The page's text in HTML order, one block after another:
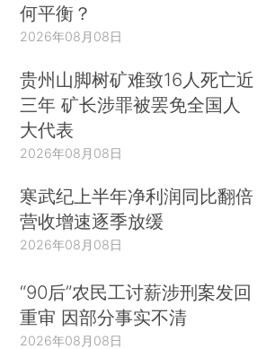
何平衡？
2026年08月08日
贵州山脚树矿难致16人死亡近
三年 矿长涉罪被罢免全国人
大代表
2026年08月08日
寒武纪上半年净利润同比翻倍
营收增速逐季放缓
2026年08月08日
“90后”农民工讨薪涉刑案发回
重审 因部分事实不清
2026年08月08日